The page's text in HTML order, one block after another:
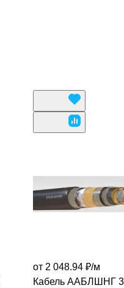
от 2 048.94 ₽/м
Кабель ААБЛШНГ